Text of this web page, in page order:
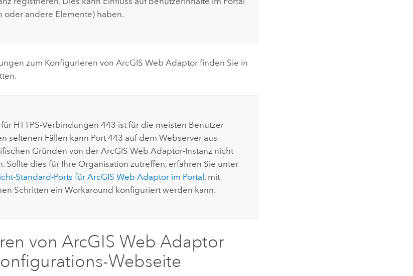
oder andere Elemente) haben.
zum Konfigurieren vonArcGIS Web Adaptor finden Sie in
HTTPS-Verbindungen 443 ist für die meisten Benutzer
seltenen Fällen kann Port 443 auf dem Webserver aus
Gründen von der ArcGIS Web Adaptor-Instanz nicht
Sollte dies für Ihre Organisation zutreffen, erfahren Sie unter
Standard-Ports fürArcGIS Web Adaptorim Portal, mit
Schritten ein Workaround konfiguriert werden kann.
von ArcGIS Web Adaptor
Webseite